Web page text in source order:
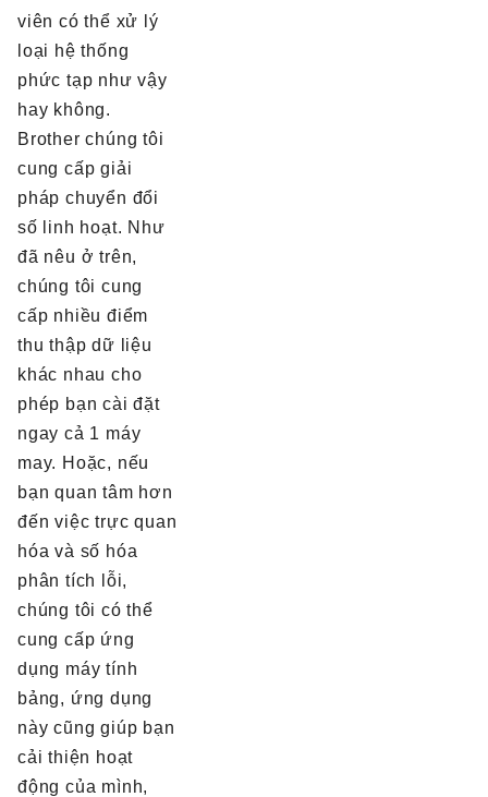
viên có thể xử lý
loại hệ thống
phức tạp như vậy
hay không.
Brother chúng tôi
cung cấp giải
pháp chuyển đổi
số linh hoạt. Như
đã nêu ở trên,
chúng tôi cung
cấp nhiều điểm
thu thập dữ liệu
khác nhau cho
phép bạn cài đặt
ngay cả 1 máy
may. Hoặc, nếu
bạn quan tâm hơn
đến việc trực quan
hóa và số hóa
phân tích lỗi,
chúng tôi có thể
cung cấp ứng
dụng máy tính
bảng, ứng dụng
này cũng giúp bạn
cải thiện hoạt
động của mình,